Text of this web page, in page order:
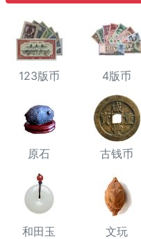
123版币 4版币
原石 古钱币
和田玉 文玩